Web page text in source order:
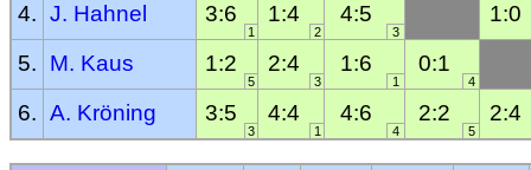
4. J. Hahnel 3:6 1:4 4:5 1:0
1 2 3
5. M. Kaus 1:2 2:4 1:6 0:1
5 3 1 4
6. A. Kröning 3:5 4:4 4:6 2:2 2:4
3 1 4 5